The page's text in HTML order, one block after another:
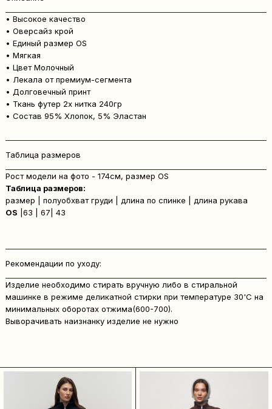
• Высокое качество
• Оверсайз крой
• Единый размер OS
• Мягкая
• Цвет Молочный
• Лекала от премиум-сегмента
• Долговечный принт
• Ткань футер 2х нитка 240гр
• Состав 95% Хлопок, 5% Эластан
Таблица размеров
Рост модели на фото - 174см, размер OS
Таблица размеров:
размер | полуобхват груди | длина по спинке | длина рукава
OS |63 | 67| 43
Рекомендации по уходу:
Изделие необходимо стирать вручную либо в стиральной
машинке в режиме деликатной стирки при температуре 30'C на
минимальных оборотах отжима(600-700).
Выворачивать наизнанку изделие не нужно